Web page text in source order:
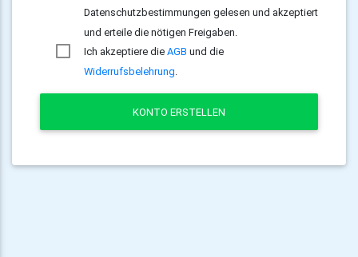
Datenschutzbestimmungen gelesen und akzeptiert
und erteile die nötigen Freigaben.
Ich akzeptiere die AGB und die
Widerrufsbelehrung.
KONTO ERSTELLEN